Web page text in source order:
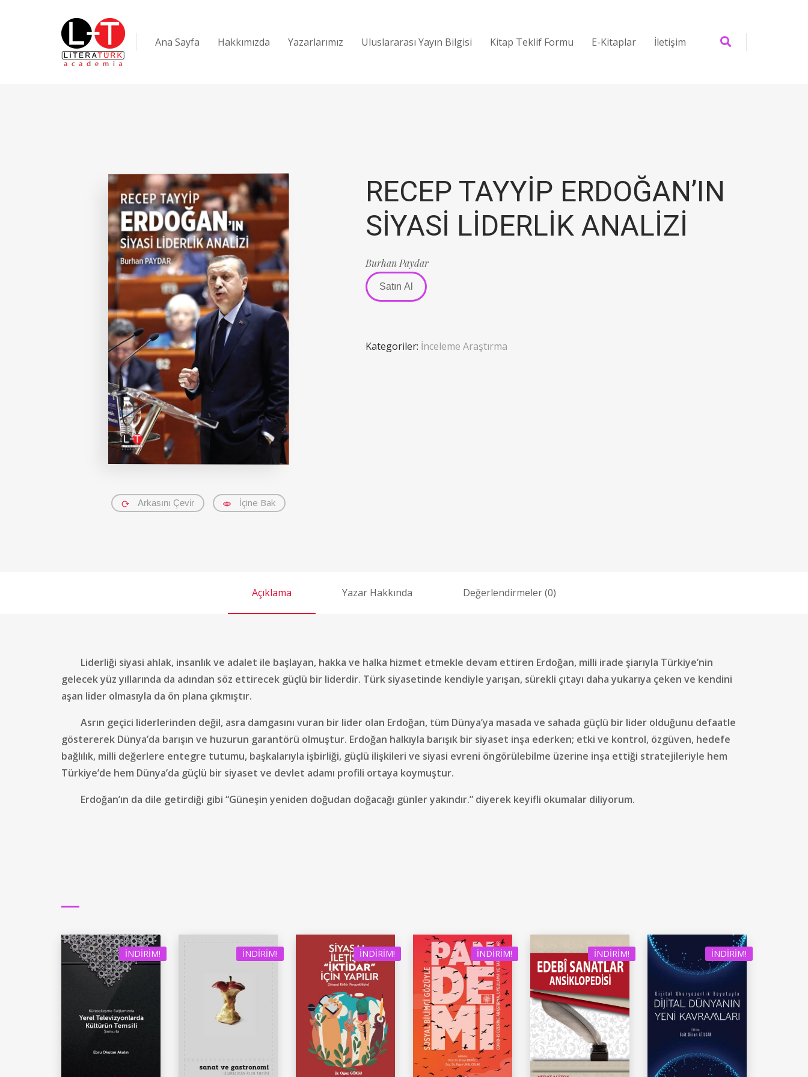
Ana Sayfa Hakkımızda Yazarlarımız Uluslararası Yayın Bilgisi Kitap Teklif Formu E-Kitaplar İletişim
Arkasını Çevir İçine Bak
RECEP TAYYİP ERDOĞAN’IN
SİYASİ LİDERLİK ANALİZİ
Burhan Paydar
Satın Al
Kategoriler: İnceleme Araştırma
Açıklama Yazar Hakkında Değerlendirmeler (0)
Liderliği siyasi ahlak, insanlık ve adalet ile başlayan, hakka ve halka hizmet etmekle devam ettiren Erdoğan, milli irade şiarıyla Türkiye’nin
gelecek yüz yıllarında da adından söz ettirecek güçlü bir liderdir. Türk siyasetinde kendiyle yarışan, sürekli çıtayı daha yukarıya çeken ve kendini
aşan lider olmasıyla da ön plana çıkmıştır.
Asrın geçici liderlerinden değil, asra damgasını vuran bir lider olan Erdoğan, tüm Dünya’ya masada ve sahada güçlü bir lider olduğunu defaatle
göstererek Dünya’da barışın ve huzurun garantörü olmuştur. Erdoğan halkıyla barışık bir siyaset inşa ederken; etki ve kontrol, özgüven, hedefe
bağlılık, milli değerlere entegre tutumu, başkalarıyla işbirliği, güçlü ilişkileri ve siyasi evreni öngörülebilme üzerine inşa ettiği stratejileriyle hem
Türkiye’de hem Dünya’da güçlü bir siyaset ve devlet adamı profili ortaya koymuştur.
Erdoğan’ın da dile getirdiği gibi “Güneşin yeniden doğudan doğacağı günler yakındır.” diyerek keyifli okumalar diliyorum.
İNDIRIM! İNDIRIM! İNDIRIM! İNDIRIM! İNDIRIM! İNDIRIM!